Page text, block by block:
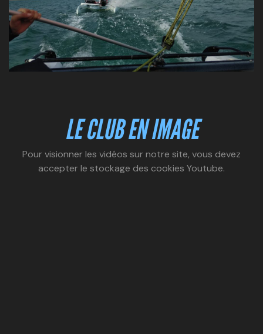
LE CLUB EN IMAGE
Pour visionner les vidéos sur notre site, vous devez
accepter le stockage des cookies Youtube.